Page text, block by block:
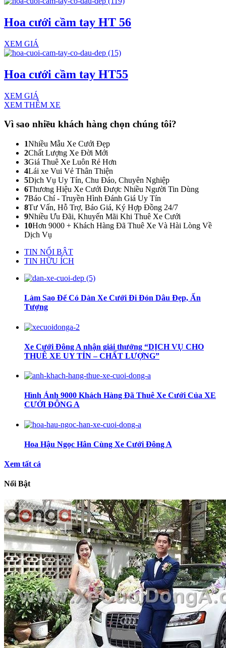
Hoa cưới cầm tay HT 56
XEM GIÁ
Hoa cưới cầm tay HT55
XEM GIÁ
XEM THÊM XE
Vì sao nhiều khách hàng chọn chúng tôi?
1Nhiều Mẫu Xe Cưới Đẹp
2Chất Lượng Xe Đời Mới
3Giá Thuê Xe Luôn Rẻ Hơn
4Lái xe Vui Vẻ Thân Thiện
5Dịch Vụ Uy Tín, Chu Đáo, Chuyên Nghiệp
6Thương Hiệu Xe Cưới Được Nhiều Người Tin Dùng
7Báo Chí - Truyền Hình Đánh Giá Uy Tín
8Tư Vấn, Hỗ Trợ, Báo Giá, Ký Hợp Đồng 24/7
9Nhiều Ưu Đãi, Khuyến Mãi Khi Thuê Xe Cưới
10Hơn 9000 + Khách Hàng Đã Thuê Xe Và Hài Lòng Về
Dịch Vụ
TIN NỔI BẬT
TIN HỮU ÍCH
Làm Sao Để Có Dàn Xe Cưới Đi Đón Dâu Đẹp, Ấn
Tượng
Xe Cưới Đông A nhận giải thưởng “DỊCH VỤ CHO
THUÊ XE UY TÍN – CHẤT LƯỢNG”
Hình Ảnh 9000 Khách Hàng Đã Thuê Xe Cưới Của XE
CƯỚI ĐÔNG A
Hoa Hậu Ngọc Hân Cùng Xe Cưới Đông A
Xem tất cả
Nổi Bật